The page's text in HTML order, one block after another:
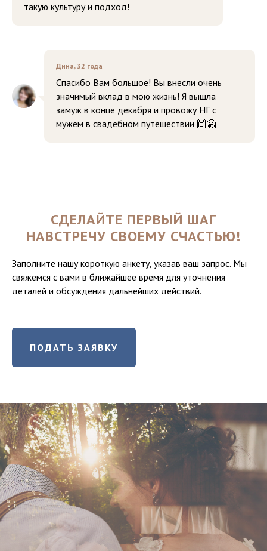
такую культуру и подход!
Дина, 32 года
Спасибо Вам большое! Вы внесли очень
значимый вклад в мою жизнь! Я вышла
замуж в конце декабря и провожу НГ с
мужем в свадебном путешествии 🙌🤗
СДЕЛАЙТЕ ПЕРВЫЙ ШАГ
НАВСТРЕЧУ СВОЕМУ СЧАСТЬЮ!
Заполните нашу короткую анкету, указав ваш запрос. Мы
свяжемся с вами в ближайшее время для уточнения
деталей и обсуждения дальнейших действий.
ПОДАТЬ ЗАЯВКУ